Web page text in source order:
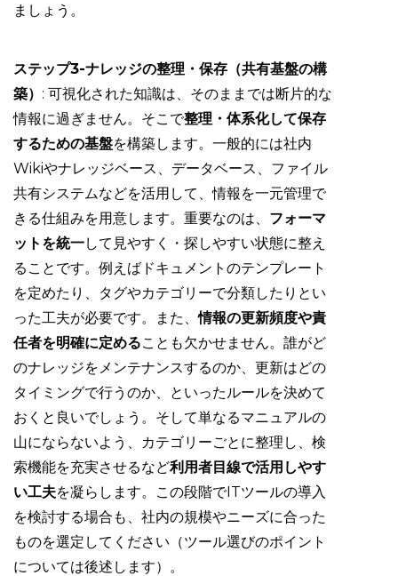
ましょう。
ステップ3-ナレッジの整理・保存（共有基盤の構
築） : 可視化された知識は、そのままでは断片的な
情報に過ぎません。そこで整理・体系化して保存
するための基盤を構築します。一般的には社内
Wikiやナレッジベース、データベース、ファイル
共有システムなどを活用して、情報を一元管理で
きる仕組みを用意します。重要なのは、 フォーマ
ットを統一して見やすく・探しやすい状態に整え
ることです。例えばドキュメントのテンプレート
を定めたり、タグやカテゴリーで分類したりとい
った工夫が必要です。また、情報の更新頻度や責
任者を明確に定めることも欠かせません。誰がど
のナレッジをメンテナンスするのか、更新はどの
タイミングで行うのか、といったルールを決めて
おくと良いでしょう。そして単なるマニュアルの
山にならないよう、カテゴリーごとに整理し、検
索機能を充実させるなど利用者目線で活用しやす
い工夫を凝らします。この段階でITツールの導入
を検討する場合も、社内の規模やニーズに合った
ものを選定してください（ツール選びのポイント
については後述します）。